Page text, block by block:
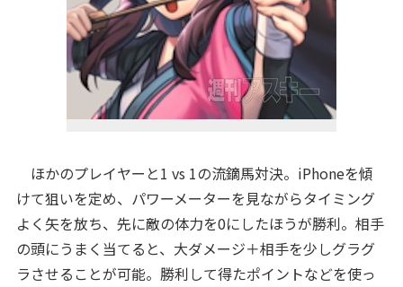
ほかのプレイヤーと1 vs 1の流鏑馬対決。iPhoneを傾
けて狙いを定め、パワーメーターを見ながらタイミング
よく矢を放ち、先に敵の体力を0にしたほうが勝利。相手
の頭にうまく当てると、大ダメージ＋相手を少しグラグ
ラさせることが可能。勝利して得たポイントなどを使っ